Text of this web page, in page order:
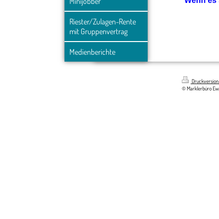
Riester/Zulagen-Rente
mit Gruppenvertrag
Medienberichte
Druckversion
© Marklerbüro